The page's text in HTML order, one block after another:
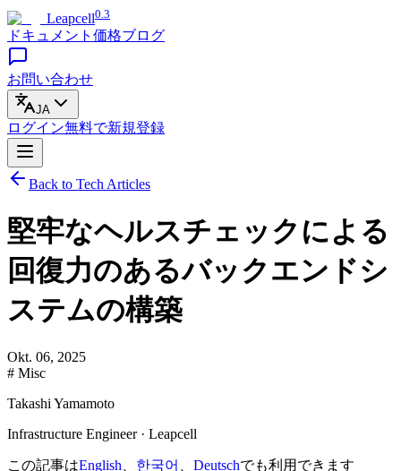
Leapcell0.3
ドキュメント 価格ブログ
お問い合わせ
JA
ログイン無料で新規登録
Back to Tech Articles
堅牢なヘルスチェックによる
回復力のあるバックエンドシ
ステムの構築
Okt. 06, 2025
# Misc
Takashi Yamamoto
Infrastructure Engineer · Leapcell
この記事はEnglish 한국어 Deutschでも利用できます